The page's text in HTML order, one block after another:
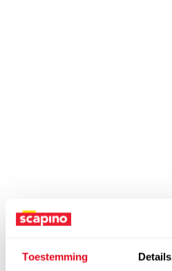
Toestemming Details